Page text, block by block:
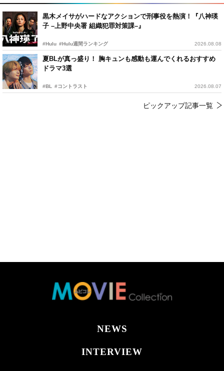
黒木メイサがハードなアクションで刑事役を熱演！『八神瑛
子 –上野中央署 組織犯罪対策課–』
#Hulu #Hulu週間ランキング 2026.08.08
夏BLが真っ盛り！ 胸キュンも感動も運んでくれるおすすめ
ドラマ3選
#BL #コントラスト 2026.08.07
ピックアップ記事一覧
NEWS
INTERVIEW